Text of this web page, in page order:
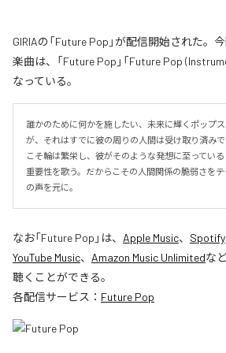
GIRIAの「Future Pop」が配信開始された。
楽曲は、「Future Pop」「Future Pop
なっている。
誰かのために何かを施したい、未来に輝くポップ
が、それはすでに彼の周りの人間は受け取り済み
こそ輪は繁栄し、彼がそのような発想に至ってい
重要性を歌う。だからこその人間関係の脆弱さを
の声を元に。
なお「Future Pop 」は、 Apple Music、 Spotify
YouTube Music、 Amazon Music Unlimitedな
聴くことができる。
各配信サービス： Future Pop